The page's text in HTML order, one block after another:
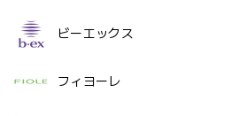
ビーエックス
フィヨーレ